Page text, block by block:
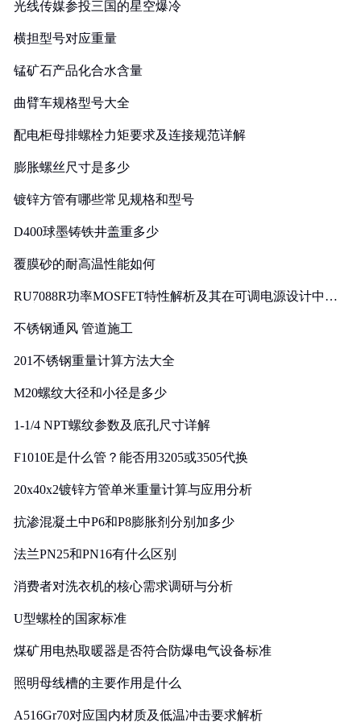
光线传媒参投三国的星空爆冷
横担型号对应重量
锰矿石产品化合水含量
曲臂车规格型号大全
配电柜母排螺栓力矩要求及连接规范详解
膨胀螺丝尺寸是多少
镀锌方管有哪些常见规格和型号
D400球墨铸铁井盖重多少
覆膜砂的耐高温性能如何
RU7088R功率MOSFET特性解析及其在可调电源设计中的
不锈钢通风 管道施工
201不锈钢重量计算方法大全
M20螺纹大径和小径是多少
1-1/4 NPT螺纹参数及底孔尺寸详解
F1010E是什么管？能否用3205或3505代换
20x40x2镀锌方管单米重量计算与应用分析
抗渗混凝土中P6和P8膨胀剂分别加多少
法兰PN25和PN16有什么区别
消费者对洗衣机的核心需求调研与分析
U型螺栓的国家标准
煤矿用电热取暖器是否符合防爆电气设备标准
照明母线槽的主要作用是什么
A516Gr70对应国内材质及低温冲击要求解析